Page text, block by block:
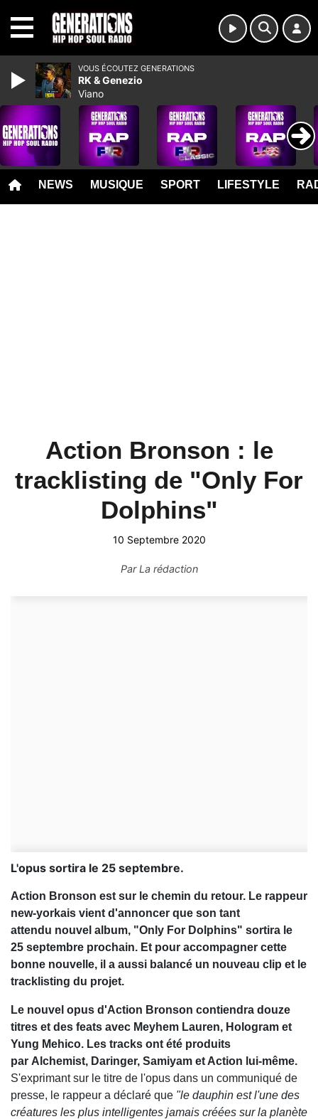
NEWS MUSIQUE SPORT LIFESTYLE
Action Bronson : le
tracklisting de "Only For
Dolphins"
10 Septembre 2020
ParLa rédaction
L'opus sortira le 25 septembre.
Action Bronson est sur le chemin du retour. Le rappeur
new-yorkais vient d'annoncer que son tant
attendu nouvel album, "Only For Dolphins" sortira le
25 septembre prochain. Et pour accompagner cette
bonne nouvelle, il a aussi balancé un nouveau clip et le
tracklisting du projet.
Le nouvel opus d'Action Bronson contiendra douze
titres et des feats avec Meyhem Lauren, Hologram et
Yung Mehico. Les tracks ont été produits
par Alchemist, Daringer, Samiyam et Action lui-même.
S'exprimant sur le titre de l'opus dans un communiqué de
presse, le rappeur a déclaré que "le dauphin est l'une des
créatures les plus intelligentes jamais créées sur la planète
VOUS ÉCOUTEZ GENERATIONS
RK & Genezio
Viano